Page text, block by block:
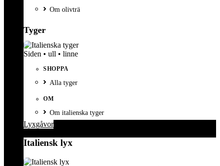
Om olivträ
Tyger
Siden • ull • linne
SHOPPA
Alla tyger
OM
Om italienska tyger
Lyxgåvor
Italiensk lyx